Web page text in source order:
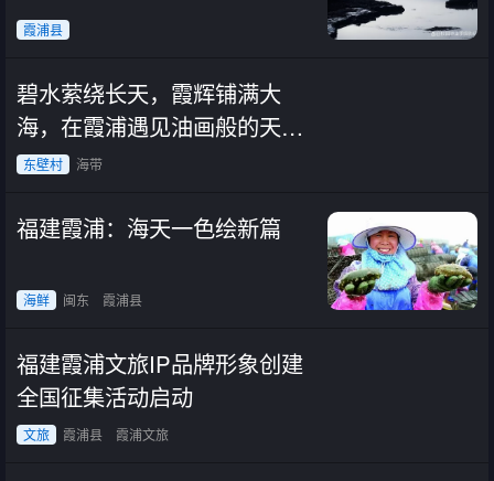
霞浦县
碧水萦绕长天，霞辉铺满大
海，在霞浦遇见油画般的天光
水色
东壁村 海带
福建霞浦：海天一色绘新篇
海鲜 闽东 霞浦县
福建霞浦文旅IP品牌形象创建
全国征集活动启动
文旅 霞浦县 霞浦文旅